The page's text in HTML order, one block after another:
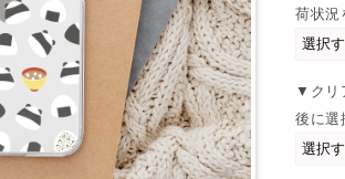
荷状況
▼クリ
後に選